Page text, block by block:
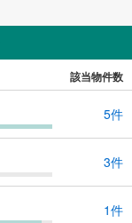
該当物件数
5件
3件
1件